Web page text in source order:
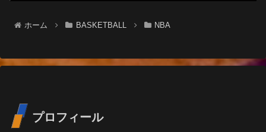
ホーム BASKETBALL NBA
プロフィール